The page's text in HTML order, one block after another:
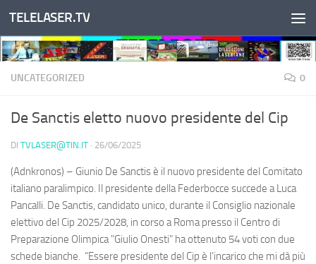
Salta al contenuto
TELELASER.TV
UNCATEGORIZED 0
De Sanctis eletto nuovo presidente del Cip
DI TVLASER@TIN.IT · 26/06/2025
(Adnkronos) – Giunio De Sanctis è il nuovo presidente del Comitato
italiano paralimpico. Il presidente della Federbocce succede a Luca
Pancalli. De Sanctis, candidato unico, durante il Consiglio nazionale
elettivo del Cip 2025/2028, in corso a Roma presso il Centro di
Preparazione Olimpica "Giulio Onesti" ha ottenuto 54 voti con due
schede bianche. “Essere presidente del Cip è l’incarico che mi dà più